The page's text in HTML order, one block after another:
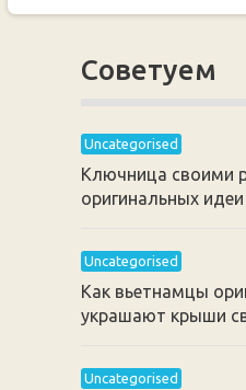
Советуем
Uncategorised
Ключница своими
оригинальных идеи
Uncategorised
Как вьетнамцы
украшают крыши
Uncategorised